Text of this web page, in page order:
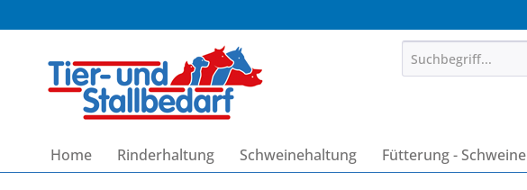
Home Rinderhaltung Schweinehaltung Fütterung - Schweine